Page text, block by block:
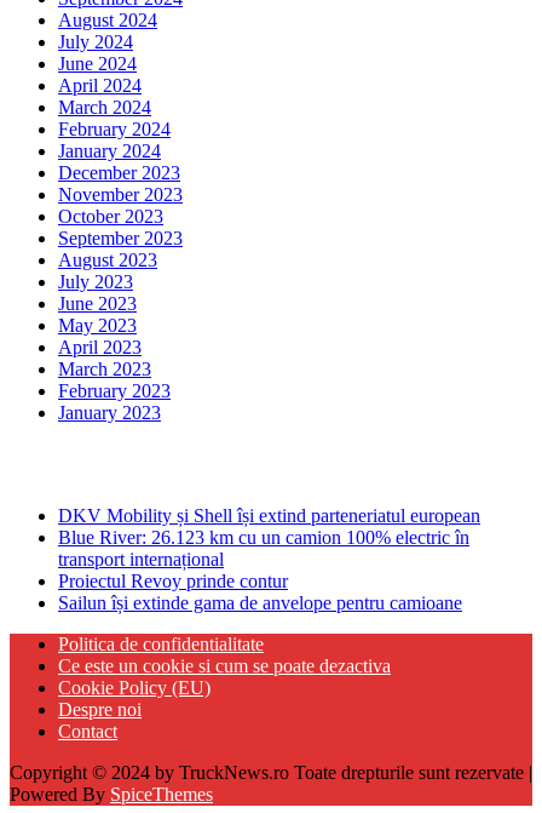
August 2024
July 2024
June 2024
April 2024
March 2024
February 2024
January 2024
December 2023
November 2023
October 2023
September 2023
August 2023
July 2023
June 2023
May 2023
April 2023
March 2023
February 2023
January 2023
DKV Mobility și Shell își extind parteneriatul european
Blue River: 26.123 km cu un camion 100% electric în
transport internațional
Proiectul Revoy prinde contur
Sailun își extinde gama de anvelope pentru camioane
Politica de confidentialitate
Ce este un cookie si cum se poate dezactiva
Cookie Policy (EU)
Despre noi
Contact
Copyright © 2024 by TruckNews.ro Toate drepturile sunt rezervate |
Powered By SpiceThemes